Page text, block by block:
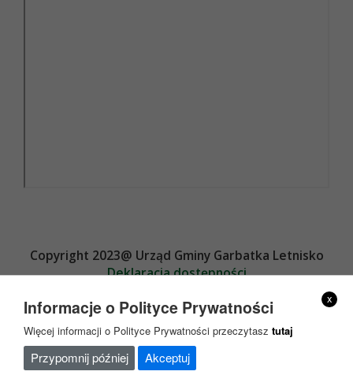
Copyright 2023@ Urząd Gminy Garbatka Letnisko
Deklaracja dostępności
x
Informacje o Polityce Prywatności
Więcej informacji o Polityce Prywatności przeczytasz tutaj
Przypomnij później Akceptuj